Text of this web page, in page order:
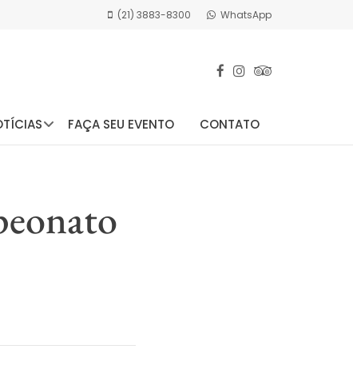
(21) 3883-8300 WhatsApp
FAÇA SEU EVENTO CONTATO